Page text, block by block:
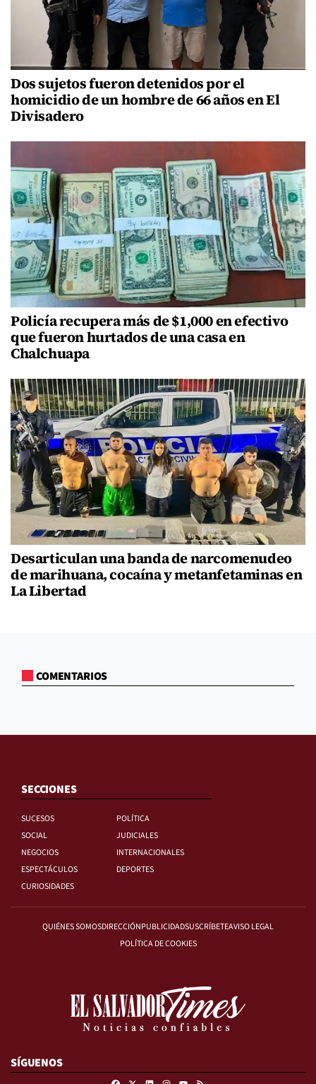
Dos sujetos fueron detenidos por el
homicidio de un hombre de 66 años en El
Divisadero
Policía recupera más de $1,000 en efectivo
que fueron hurtados de una casa en
Chalchuapa
Desarticulan una banda de narcomenudeo
de marihuana, cocaína y metanfetaminas en
La Libertad
COMENTARIOS
SECCIONES
SUCESOS
POLÍTICA
SOCIAL
JUDICIALES
NEGOCIOS
INTERNACIONALES
ESPECTÁCULOS
DEPORTES
CURIOSIDADES
QUIÉNES SOMOSDIRECCIÓNPUBLICIDADSUSCRÍBETEAVISO LEGAL
POLÍTICA DE COOKIES
SÍGUENOS